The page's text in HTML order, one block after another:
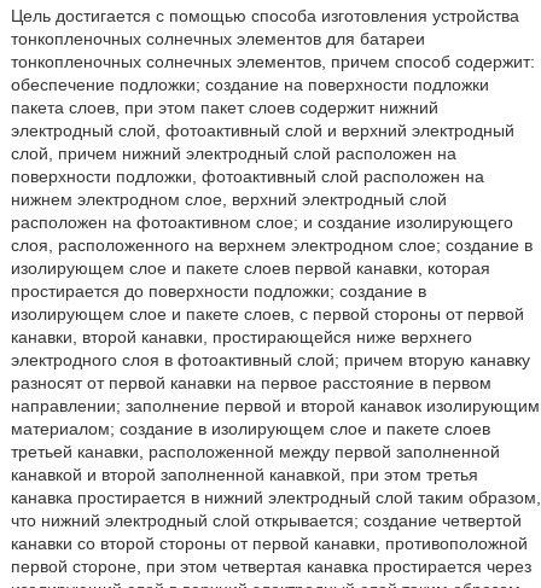
Цель достигается с помощью способа изготовления устройства
тонкопленочных солнечных элементов для батареи
тонкопленочных солнечных элементов, причем способ содержит:
обеспечение подложки; создание на поверхности подложки
пакета слоев, при этом пакет слоев содержит нижний
электродный слой, фотоактивный слой и верхний электродный
слой, причем нижний электродный слой расположен на
поверхности подложки, фотоактивный слой расположен на
нижнем электродном слое, верхний электродный слой
расположен на фотоактивном слое; и создание изолирующего
слоя, расположенного на верхнем электродном слое; создание в
изолирующем слое и пакете слоев первой канавки, которая
простирается до поверхности подложки; создание в
изолирующем слое и пакете слоев, с первой стороны от первой
канавки, второй канавки, простирающейся ниже верхнего
электродного слоя в фотоактивный слой; причем вторую канавку
разносят от первой канавки на первое расстояние в первом
направлении; заполнение первой и второй канавок изолирующим
материалом; создание в изолирующем слое и пакете слоев
третьей канавки, расположенной между первой заполненной
канавкой и второй заполненной канавкой, при этом третья
канавка простирается в нижний электродный слой таким образом,
что нижний электродный слой открывается; создание четвертой
канавки со второй стороны от первой канавки, противоположной
первой стороне, при этом четвертая канавка простирается через